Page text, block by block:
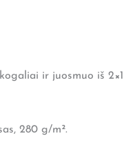
ir juosmuo iš
280 g/m².